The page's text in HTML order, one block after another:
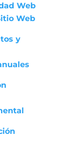
Web
Web
y